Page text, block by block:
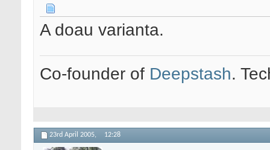
A doau varianta.
Co-founder of Deepstash.
23rd April 2005, 12:28